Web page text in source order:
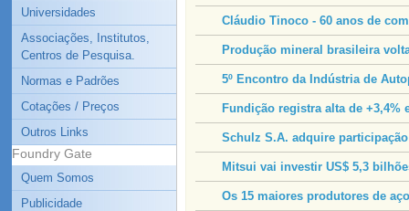
Universidades
Associações, Institutos,
Centros de Pesquisa.
Normas e Padrões
Cotações / Preços
Outros Links
Foundry Gate
Quem Somos
Publicidade
Cláudio Tinoco - 60 anos de
Produção mineral brasileira
5º Encontro da Indústria de
Fundição registra alta de +3,4%
Schulz S.A. adquire
Mitsui vai investir US$ 5,3
Os 15 maiores produtores de